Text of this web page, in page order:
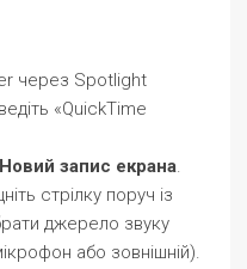
через Spotlight
«QuickTime
запис екрана.
стрілку поруч із
джерело звуку
або зовнішній).